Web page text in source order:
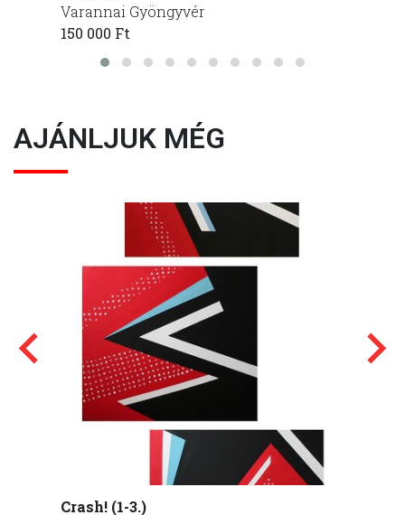
Varannai Gyöngyvér
150 000 Ft
AJÁNLJUK MÉG
Crash! (1-3.)